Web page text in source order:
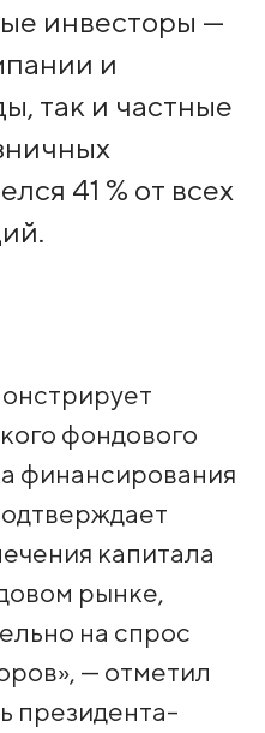
инвесторы —
и
так и частные
41 % от всех
фондового
финансирования
капитала
рынке,
на спрос
— отметил
президента-